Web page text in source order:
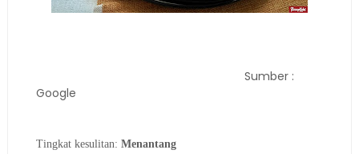
Sumber :
Google
Tingkat kesulitan: Menantang